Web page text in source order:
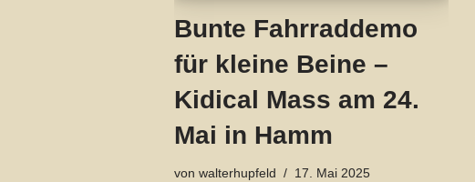
Bunte Fahrraddemo
für kleine Beine –
Kidical Mass am 24.
Mai in Hamm
von walterhupfeld 17. Mai 2025